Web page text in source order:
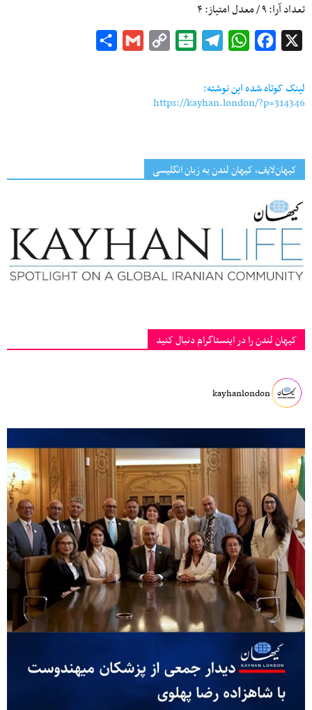
تعداد آرا:۹/ معدل امتیاز:۴
Facebook
WhatsApp
Telegram
Balatarin
Copy
Gmail
لینک کوتاه شده این نوشته:
https://kayhan.london/?p=314346
کیهان‌لایف، کیهان لندن به زبان انگلیسی
کیهان لندن را در اینستاگرام دنبال کنید
kayhanlondon